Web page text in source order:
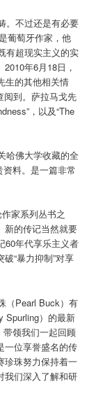
。不过还是有必要
葡萄牙作家，他
有超现实主义的实
年6月18日，
生的其他相关情
阅到。萨拉马戈先
，以及“The
哈佛大学收藏的全
料。是一篇非常
家系列丛书之
新的传记当然就要
60年代享乐主义者
“暴力抑制”对享
（Pearl Buck）有
Spurling）的最新
领我们一起回顾
一位享誉盛名的传
珍珠努力保持着一
我们深入了解和研